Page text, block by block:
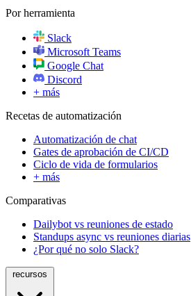
Por herramienta
Slack
Microsoft Teams
Google Chat
Discord
+ más
Recetas de automatización
Automatización de chat
Gates de aprobación de CI/CD
Ciclo de vida de formularios
+ más
Comparativas
Dailybot vs reuniones de estado
Standups async vs reuniones diarias
¿Por qué no solo Slack?